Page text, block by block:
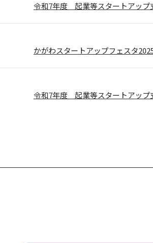
令和7年度 起業等スタートアップ
かがわスタートアップフェスタ
令和7年度 起業等スタートアップ